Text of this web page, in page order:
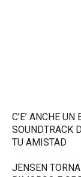
C’E’ ANCHE
SOUNDTRACK
TU AMISTAD
JENSEN